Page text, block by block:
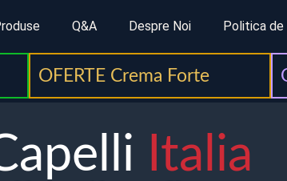
Q&A Despre Noi Politica de
OFERTE Crema Forte
Italia